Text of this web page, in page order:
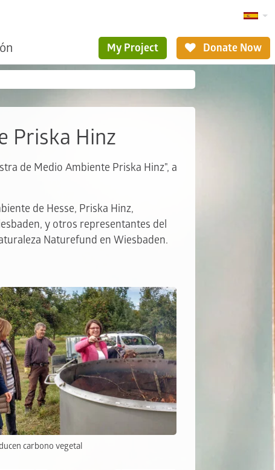
My Project Donate Now
Priska Hinz
de Medio Ambiente Priska Hinz", a
de Hesse, Priska Hinz,
y otros representantes del
Naturefund en Wiesbaden.
carbono vegetal